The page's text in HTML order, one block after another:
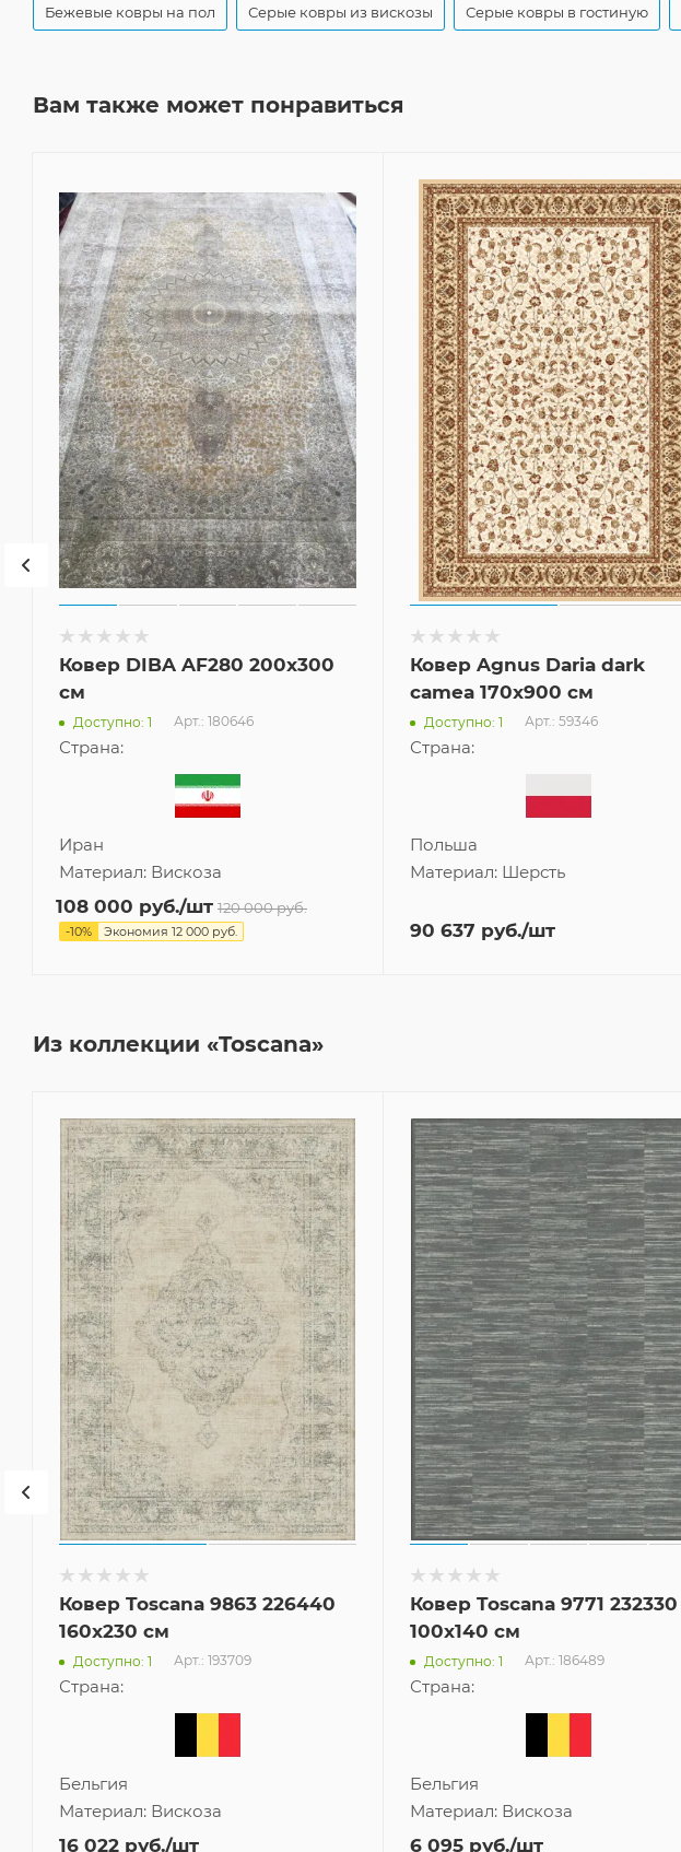
Бежевые ковры на пол Серые ковры из вискозы Серые ковры в гостиную
Вам также может понравиться
Ковер DIBA AF280 200x300
см
Доступно: 1 Арт.: 180646
Страна:
Иран
Материал: Вискоза
108 000 руб./шт 120 000руб.
-10% Экономия 12 000 руб.
Ковер Agnus Daria dark
camea 170x900 см
Доступно: 1 Арт.: 59346
Страна:
Польша
Материал: Шерсть
90 637 руб./шт
Из коллекции «Toscana»
Ковер Toscana 9863 226440
160x230 см
Доступно: 1 Арт.: 193709
Страна:
Бельгия
Материал: Вискоза
16 022 руб./шт
Ковер Toscana 9771 232330
100x140 см
Доступно: 1 Арт.: 186489
Страна:
Бельгия
Материал: Вискоза
6 095 руб./шт